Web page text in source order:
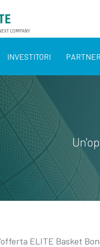
INVESTITORI PARTNER
ELITE Basket